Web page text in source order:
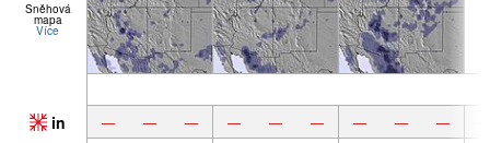
Sněhová
mapa
Více
in — — — — — — — — —